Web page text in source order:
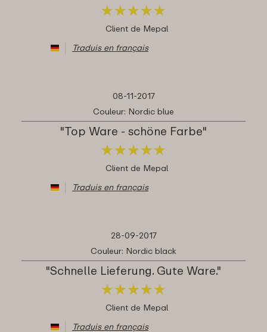
★★★★★
★★★★★
Client de Mepal
Traduis en français
08-11-2017
Couleur: Nordic blue
"Top Ware - schöne Farbe"
★★★★★
★★★★★
Client de Mepal
Traduis en français
28-09-2017
Couleur: Nordic black
"Schnelle Lieferung. Gute Ware."
★★★★★
★★★★★
Client de Mepal
Traduis en français